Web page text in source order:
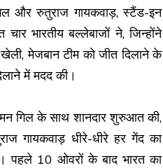
और रुतुराज गायकवाड़, स्टैंड-इन
भारतीय बल्लेबाजों ने, जिन्होंने
मेजबान टीम को जीत दिलाने के
में मदद की।
गिल के साथ शानदार शुरुआत की,
गायकवाड़ धीरे-धीरे हर गेंद का
पहले 10 ओवरों के बाद भारत का